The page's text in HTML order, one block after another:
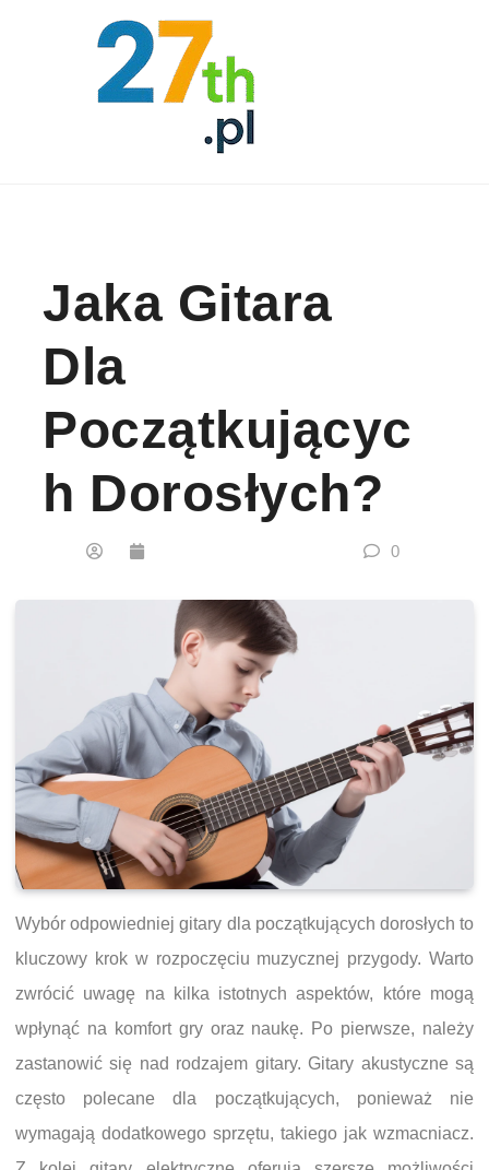
Jaka Gitara
Dla
Początkującyc
H Dorosłych?
0
Wybór odpowiedniej gitary dla początkujących dorosłych to
kluczowy krok w rozpoczęciu muzycznej przygody. Warto
zwrócić uwagę na kilka istotnych aspektów, które mogą
wpłynąć na komfort gry oraz naukę. Po pierwsze, należy
zastanowić się nad rodzajem gitary. Gitary akustyczne są
często polecane dla początkujących, ponieważ nie
wymagają dodatkowego sprzętu, takiego jak wzmacniacz.